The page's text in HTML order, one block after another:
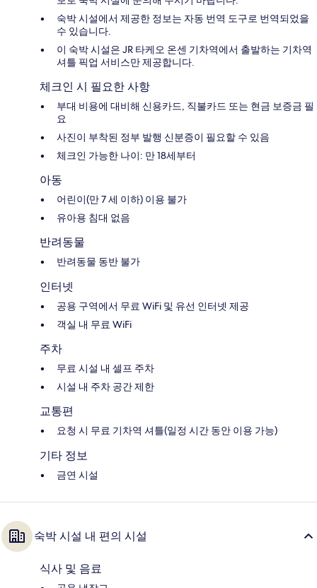
숙박 시설에서 제공한 정보는 자동 번역 도구로 번역되었을
수 있습니다.
이 숙박 시설은 JR 타케오 온센 기차역에서 출발하는 기차역
셔틀 픽업 서비스만 제공합니다.
체크인 시 필요한 사항
부대 비용에 대비해 신용카드, 직불카드 또는 현금 보증금 필
요
사진이 부착된 정부 발행 신분증이 필요할 수 있음
체크인 가능한 나이: 만 18세부터
아동
어린이(만 7 세 이하) 이용 불가
유아용 침대 없음
반려동물
반려동물 동반 불가
인터넷
공용 구역에서 무료 WiFi 및 유선 인터넷 제공
객실 내 무료 WiFi
주차
무료 시설 내 셀프 주차
시설 내 주차 공간 제한
교통편
요청 시 무료 기차역 셔틀(일정 시간 동안 이용 가능)
기타 정보
금연 시설
숙박 시설 내 편의 시설
식사 및 음료